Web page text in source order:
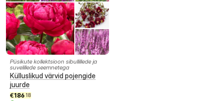
Püsikute kollektsioon sibullillede ja
suvelillede seemnetega
Külluslikud värvid pojengide
juurde
€186 18